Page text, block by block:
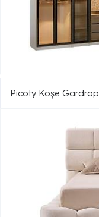
Picoty Köşe Gardrop